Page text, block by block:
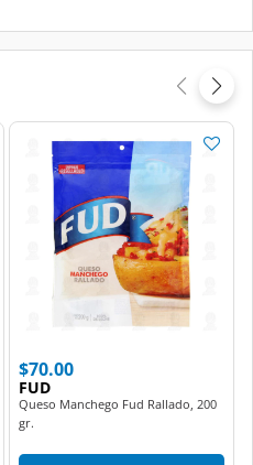
$70.00
FUD
Queso Manchego Fud Rallado, 200
gr.